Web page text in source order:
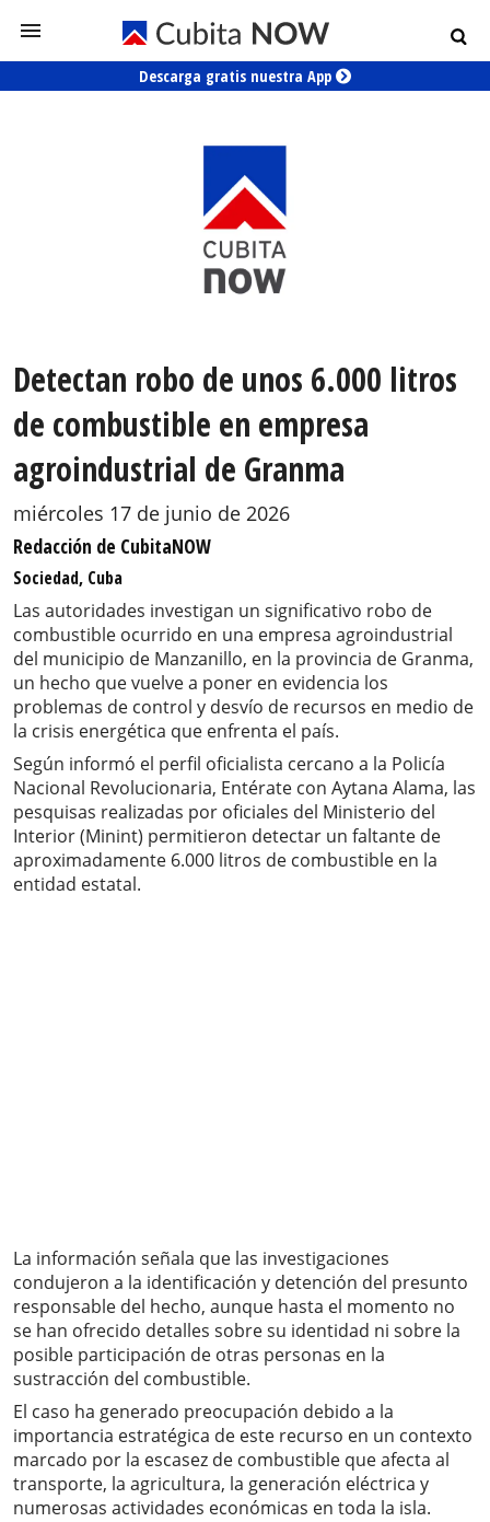
Descarga gratis nuestra App
Detectan robo de unos 6.000 litros
de combustible en empresa
agroindustrial de Granma
miércoles 17 de junio de 2026
Redacción de CubitaNOW
Sociedad, Cuba
Las autoridades investigan un significativo robo de
combustible ocurrido en una empresa agroindustrial
del municipio de Manzanillo, en la provincia de Granma,
un hecho que vuelve a poner en evidencia los
problemas de control y desvío de recursos en medio de
la crisis energética que enfrenta el país.
Según informó el perfil oficialista cercano a la Policía
Nacional Revolucionaria, Entérate con Aytana Alama, las
pesquisas realizadas por oficiales del Ministerio del
Interior (Minint) permitieron detectar un faltante de
aproximadamente 6.000 litros de combustible en la
entidad estatal.
La información señala que las investigaciones
condujeron a la identificación y detención del presunto
responsable del hecho, aunque hasta el momento no
se han ofrecido detalles sobre su identidad ni sobre la
posible participación de otras personas en la
sustracción del combustible.
El caso ha generado preocupación debido a la
importancia estratégica de este recurso en un contexto
marcado por la escasez de combustible que afecta al
transporte, la agricultura, la generación eléctrica y
numerosas actividades económicas en toda la isla.